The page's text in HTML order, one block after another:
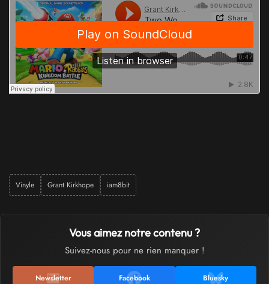
Vinyle Grant Kirkhope iam8bit
Vous aimez notre contenu ?
Suivez-nous pour ne rien manquer !
Newsletter Facebook Bluesky